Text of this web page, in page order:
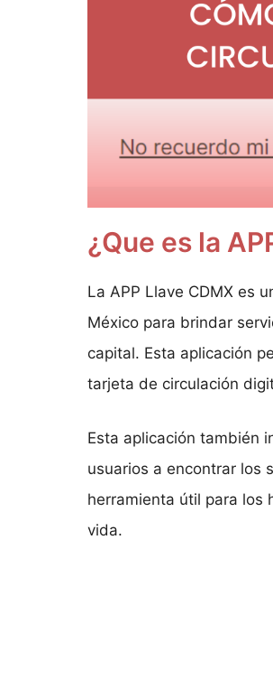
¿Que es la
La APP Llave CDMX es
México para brindar
capital. Esta aplicación
tarjeta de circulación
Esta aplicación también
usuarios a encontrar los
herramienta útil para los
vida.